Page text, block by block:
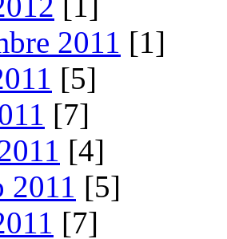
2011 [1]
[5]
[7]
[4]
2011 [5]
[7]